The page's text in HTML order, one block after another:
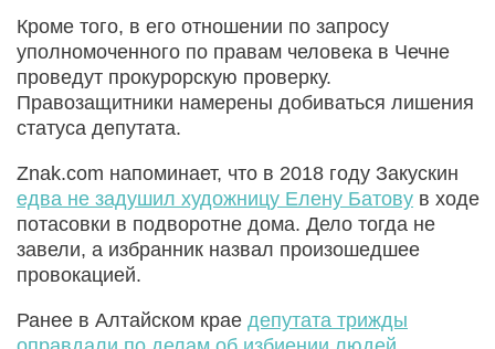
Кроме того, в его отношении по запросу
уполномоченного по правам человека в Чечне
проведут прокурорскую проверку.
Правозащитники намерены добиваться лишения
статуса депутата.
Znak.com напоминает, что в 2018 году Закускин
едва не задушил художницу Елену Батову в ходе
потасовки в подворотне дома. Дело тогда не
завели, а избранник назвал произошедшее
провокацией.
Ранее в Алтайском крае депутата трижды